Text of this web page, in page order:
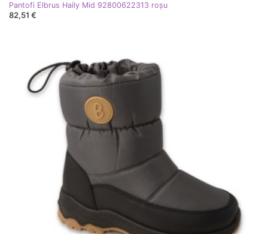
Pantofi Elbrus Haily Mid 92800622313 roşu
82,51 €